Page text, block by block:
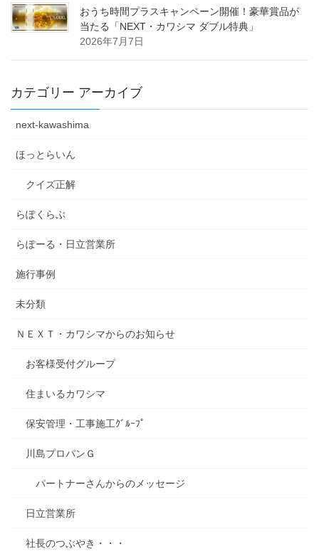
おうち時間プラスキャンペーン開催！豪華賞品が
当たる「NEXT・カワシマ ダブル特典」
2026年7月7日
カテゴリー アーカイブ
next-kawashima
ほっとらいん
クイズ正解
らぽくらぶ
らぽーる・日立営業所
施行事例
未分類
ＮＥＸＴ・カワシマからのお知らせ
お客様受付グループ
住まいるカワシマ
保安管理・工事施工ｸﾞﾙｰﾌﾟ
川島プロパンＧ
パートナーさんからのメッセージ
日立営業所
社長のつぶやき・・・